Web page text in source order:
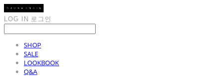
LOG IN 로그인
SHOP
SALE
LOOKBOOK
Q&A